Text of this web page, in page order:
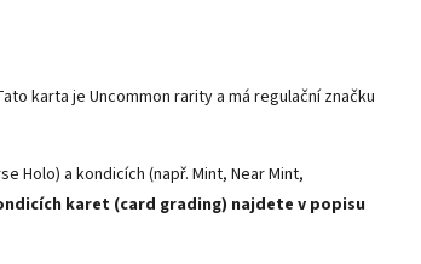
karta je Uncommon rarity a má regulační značku
Holo) a kondicích (např. Mint, Near Mint,
karet (card grading) najdete v popisu